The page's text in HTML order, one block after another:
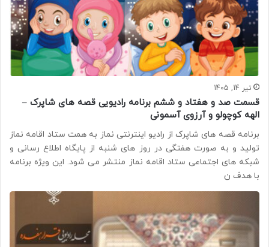
تیر 14, 1405
قسمت صد و هفتاد و ششم برنامه رادیویی قصه های شاپرک –
الهه کوچولو و آرزوی آسمونی
برنامه قصه های شاپرک از رادیو اینترنتی نماز به همت ستاد اقامه نماز
تولید و به صورت هفتگی در روز های شنبه از پایگاه اطلاع رسانی و
شبکه های اجتماعی ستاد اقامه نماز منتشر می شود. این ویژه برنامه
با هدف ن